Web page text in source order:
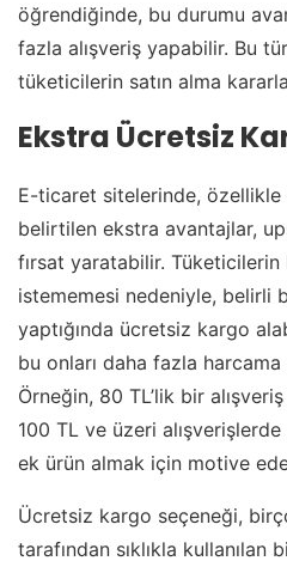
öğrendiğinde, bu durumu
fazla alışveriş yapabilir. Bu
tüketicilerin satın alma
Ekstra Ücretsiz
E-ticaret sitelerinde, özellikle
belirtilen ekstra avantajlar,
fırsat yaratabilir.
istememesi nedeniyle, belirli
yaptığında ücretsiz kargo
bu onları daha fazla
Örneğin, 80 TL’lik bir
100 TL ve üzeri
ek ürün almak için motive
Ücretsiz kargo seçeneği,
tarafından sıklıkla